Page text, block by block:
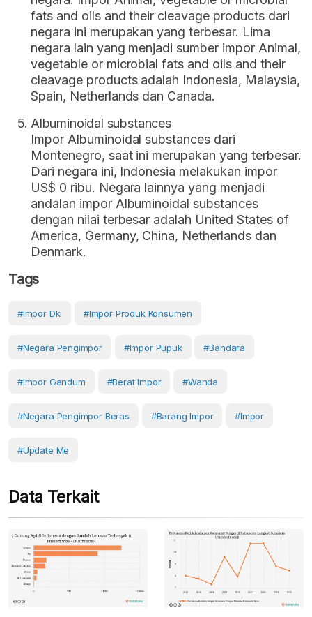
fats and oils and their cleavage products dari
negara ini merupakan yang terbesar. Lima
negara lain yang menjadi sumber impor Animal,
vegetable or microbial fats and oils and their
cleavage products adalah Indonesia, Malaysia,
Spain, Netherlands dan Canada.
Albuminoidal substances
Impor Albuminoidal substances dari
Montenegro, saat ini merupakan yang terbesar.
Dari negara ini, Indonesia melakukan impor
US$ 0 ribu. Negara lainnya yang menjadi
andalan impor Albuminoidal substances
dengan nilai terbesar adalah United States of
America, Germany, China, Netherlands dan
Denmark.
Tags
#impor Dki #impor Produk Konsumen
#negara Pengimpor #Impor Pupuk #Bandara
#impor Gandum #Berat Impor #Wanda
#negara Pengimpor Beras #barang Impor #Impor
#Update Me
Data Terkait